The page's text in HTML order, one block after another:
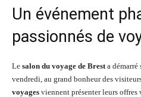
Un événement
passionnés de
Le salon du voyage de Bresta démarré
vendredi, au grand bonheur des
voyages viennent présenter leurs offres